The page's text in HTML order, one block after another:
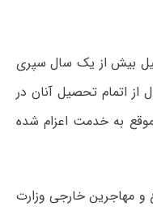
بیش از یک سال سپری
اتمام تحصیل آنان در
به خدمت اعزام شده
و مهاجرین خارجی وزارت